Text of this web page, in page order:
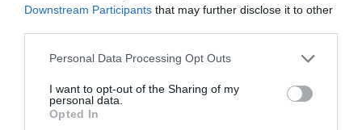
Downstream Participants that may further disclose it to other
Please note that this website/app uses one or more Google
not limited to your visit or usage behaviour. You may click to
grant or deny consent to Google and its third-party tags to
use your data for below specified purposes in below Google
Personal Data Processing Opt Outs
I want to opt-out of the Sharing of my
personal data.
Opted In
ENERGIA